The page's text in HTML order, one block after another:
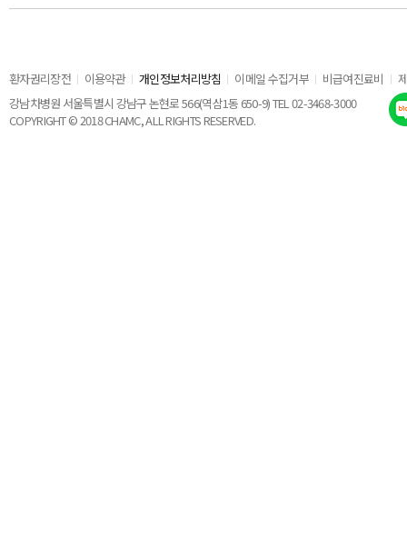
환자권리장전 이용약관 개인정보처리방침 이메일 수집거부 비급여진료비
강남차병원 서울특별시 강남구 논현로 566(역삼1동 650-9) TEL 02-3468-3000
COPYRIGHT © 2018 CHAMC, ALL RIGHTS RESERVED.